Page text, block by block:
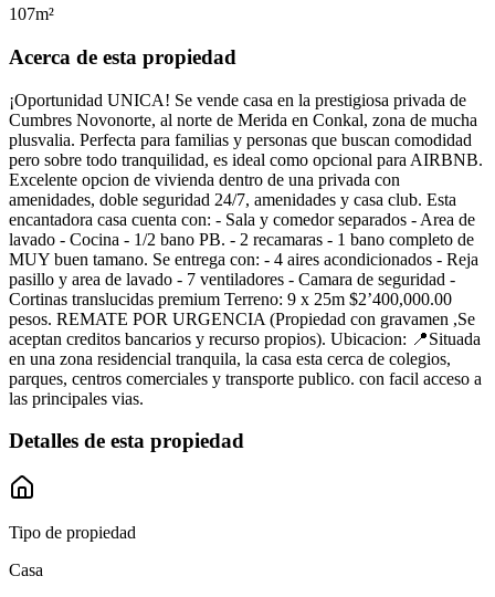
107m²
Acerca de esta propiedad
¡Oportunidad UNICA! Se vende casa en la prestigiosa privada de
Cumbres Novonorte, al norte de Merida en Conkal, zona de mucha
plusvalia. Perfecta para familias y personas que buscan comodidad
pero sobre todo tranquilidad, es ideal como opcional para AIRBNB.
Excelente opcion de vivienda dentro de una privada con
amenidades, doble seguridad 24/7, amenidades y casa club. Esta
encantadora casa cuenta con: - Sala y comedor separados - Area de
lavado - Cocina - 1/2 bano PB. - 2 recamaras - 1 bano completo de
MUY buen tamano. Se entrega con: - 4 aires acondicionados - Reja
pasillo y area de lavado - 7 ventiladores - Camara de seguridad -
Cortinas translucidas premium Terreno: 9 x 25m $2’400,000.00
pesos. REMATE POR URGENCIA (Propiedad con gravamen ,Se
aceptan creditos bancarios y recurso propios). Ubicacion: 📍Situada
en una zona residencial tranquila, la casa esta cerca de colegios,
parques, centros comerciales y transporte publico. con facil acceso a
las principales vias.
Detalles de esta propiedad
Tipo de propiedad
Casa